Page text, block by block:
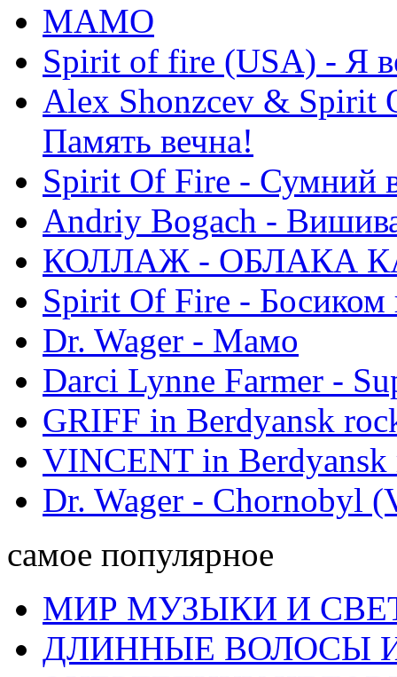
МАМО
Spirit of fire (USA) - Я
Alex Shonzcev & Spirit
Память вечна!
Spirit Of Fire - Сумний
Andriy Bogach -
КОЛЛАЖ - ОБЛАКА
Spirit Of Fire - Босиком
Dr. Wager - Мамо
Darci Lynne Farmer -
GRIFF in Berdyansk
VINCENT in
Dr. Wager - Chornobyl
самое популярное
МИР МУЗЫКИ И
ДЛИННЫЕ ВОЛОСЫ